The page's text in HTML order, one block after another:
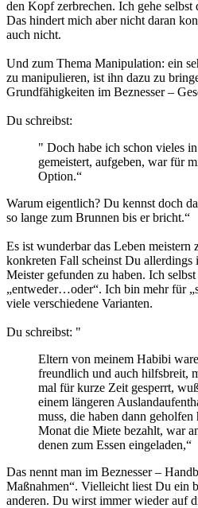
den Kopf zerbrechen. Ich gehe selbst
Das hindert mich aber nicht daran
auch nicht.
Und zum Thema Manipulation: ein
zu manipulieren, ist ihn dazu zu
Grundfähigkeiten im Beznesser –
Du schreibst:
" Doch habe ich schon vieles
gemeistert, aufgeben, war für
Option.“
Warum eigentlich? Du kennst doch
so lange zum Brunnen bis er bricht.“
Es ist wunderbar das Leben meistern
konkreten Fall scheinst Du allerdings
Meister gefunden zu haben. Ich
„entweder…oder“. Ich bin mehr für
viele verschiedene Varianten.
Du schreibst: "
Eltern von meinem Habibi
freundlich und auch hilfsbreit,
mal für kurze Zeit gesperrt,
einem längeren
muss, die haben dann geholfen
Monat die Miete bezahlt, war
denen zum Essen eingeladen,“
Das nennt man im Beznesser –
Maßnahmen“. Vielleicht liest Du ein
anderen. Du wirst immer wieder auf